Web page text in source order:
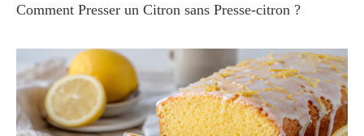
Comment Presser un Citron sans Presse-citron ?